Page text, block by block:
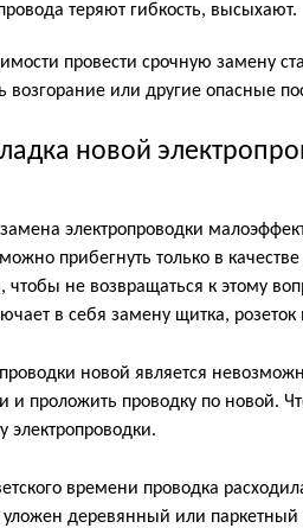
теряют гибкость, высыхают.
провести срочную замену
возгорание или другие опасные
новой
электропроводки
прибегнуть только в
не возвращаться к этому
в себя замену щитка,
новой является
и проложить проводку по новой.
времени проводка
деревянный или паркетный